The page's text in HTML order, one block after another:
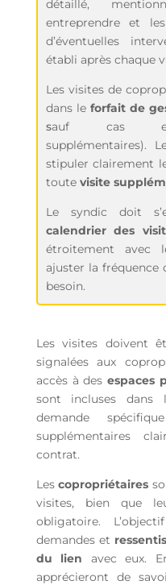
détaillé,
entreprendre et
d’éventuelles
établi après chaque
Les visites de
dans le forfait de
sauf cas
supplémentaires).
stipuler clairement
toute visite
Le syndic doit
calendrier des
étroitement avec
ajuster la fréquence
besoin.
Les visites doivent
signalées aux
accès à desespaces
sont incluses
demande
supplémentaires
contrat.
Lescopropriétaires
visites, bien que
obligatoire.
demandes et
du lien avec eux.
apprécieront de